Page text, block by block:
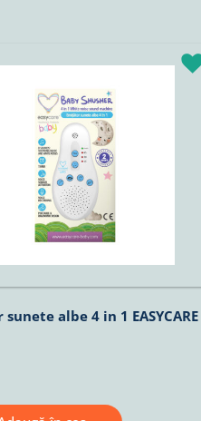
albe 4 in 1 EASYCARE